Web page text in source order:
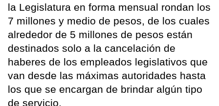
la Legislatura en forma mensual rondan los
7 millones y medio de pesos, de los cuales
alrededor de 5 millones de pesos están
destinados solo a la cancelación de
haberes de los empleados legislativos que
van desde las máximas autoridades hasta
los que se encargan de brindar algún tipo
de servicio.